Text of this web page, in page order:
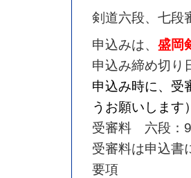
剣道六段、七段
申込みは、 盛岡
申込み締め切
申込み時に、受
うお願いします
受審料 六段：
受審料は申込書
要項